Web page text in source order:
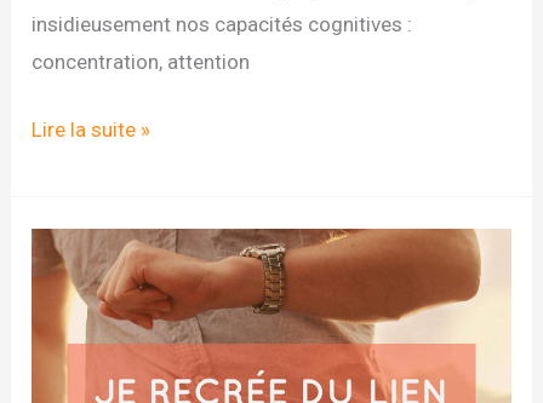
insidieusement nos capacités cognitives :
concentration, attention
DEFI
DIGITAL
DETOX
CHALLENGE
Lire la suite »